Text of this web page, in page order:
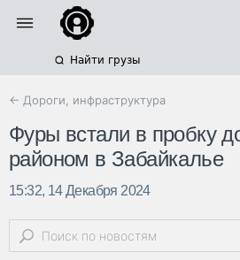
Найти грузы
← Дороги, инфраструктура
Фуры встали в пробку
районом в Забайкалье
15:32, 14 Декабря 2024